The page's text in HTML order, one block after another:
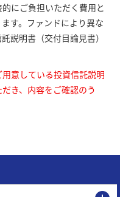
にご負担いただく費用と
す。ファンドにより異な
説明書（交付目論見書）
意している投資信託説明
き、内容をご確認のう